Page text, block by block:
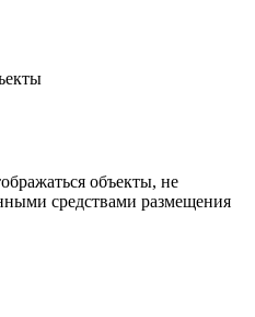
объекты, не
средствами размещения